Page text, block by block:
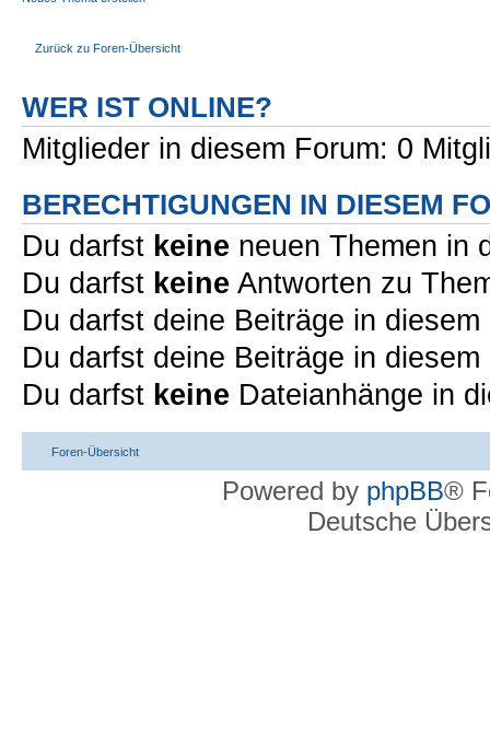
Zurück zu Foren-Übersicht
WER IST ONLINE?
Mitglieder in diesem Forum: 0
BERECHTIGUNGEN IN DIESEM
Du darfst keine neuen Themen in
Du darfst keine Antworten zu
Du darfst deine Beiträge in
Du darfst deine Beiträge in
Du darfst keine Dateianhänge in
Foren-Übersicht
Powered by phpBB®
Deutsche